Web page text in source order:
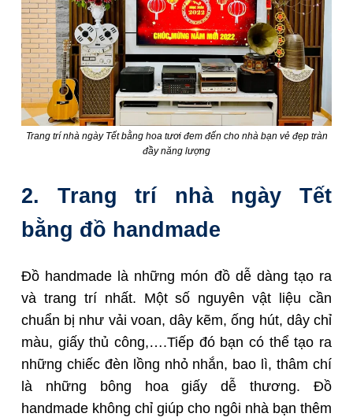
Trang trí nhà ngày Tết bằng hoa tươi đem đến cho nhà bạn vẻ đẹp tràn
đầy năng lượng
2. Trang trí nhà ngày Tết
bằng đồ handmade
Đồ handmade là những món đồ dễ dàng tạo ra
và trang trí nhất. Một số nguyên vật liệu cần
chuẩn bị như vải voan, dây kẽm, ống hút, dây chỉ
màu, giấy thủ công,….Tiếp đó bạn có thể tạo ra
những chiếc đèn lồng nhỏ nhắn, bao lì, thâm chí
là những bông hoa giấy dễ thương. Đồ
handmade không chỉ giúp cho ngôi nhà bạn thêm